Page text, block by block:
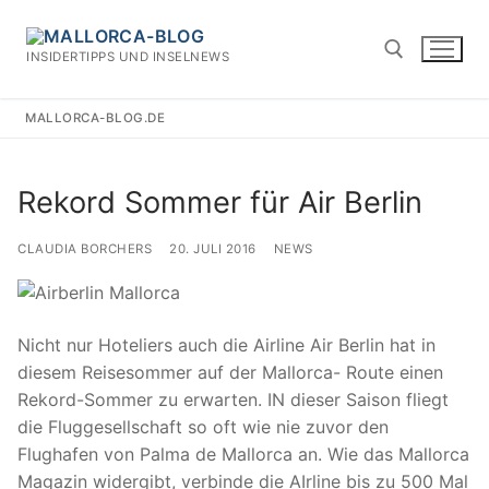
Inhalt
springen
INSIDERTIPPS UND INSELNEWS
MALLORCA-BLOG.DE
Rekord Sommer für Air Berlin
CLAUDIA BORCHERS 20. JULI 2016 NEWS
Nicht nur Hoteliers auch die Airline Air Berlin hat in
diesem Reisesommer auf der Mallorca- Route einen
Rekord-Sommer zu erwarten. IN dieser Saison fliegt
die Fluggesellschaft so oft wie nie zuvor den
Flughafen von Palma de Mallorca an. Wie das Mallorca
Magazin widergibt, verbinde die AIrline bis zu 500 Mal